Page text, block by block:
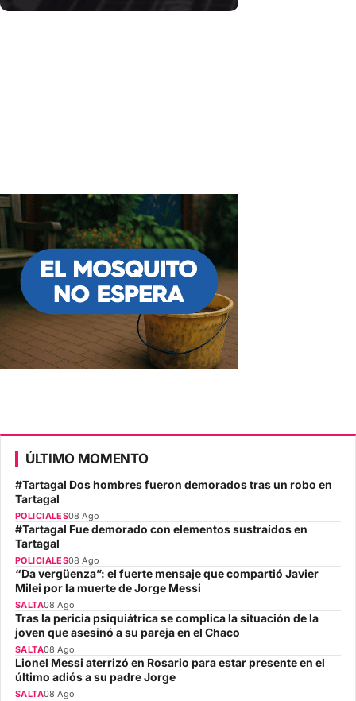
ÚLTIMO MOMENTO
#Tartagal Dos hombres fueron demorados tras un robo en
Tartagal
POLICIALES08 Ago
#Tartagal Fue demorado con elementos sustraídos en
Tartagal
POLICIALES08 Ago
“Da vergüenza”: el fuerte mensaje que compartió Javier
Milei por la muerte de Jorge Messi
SALTA08 Ago
Tras la pericia psiquiátrica se complica la situación de la
joven que asesinó a su pareja en el Chaco
SALTA08 Ago
Lionel Messi aterrizó en Rosario para estar presente en el
último adiós a su padre Jorge
SALTA08 Ago